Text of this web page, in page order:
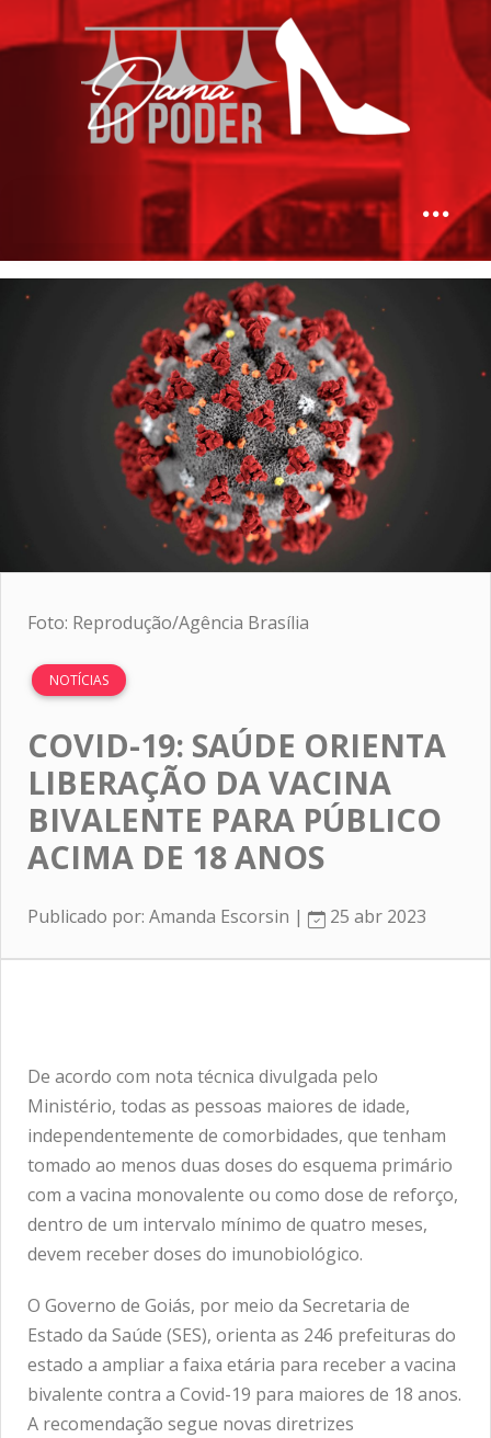
Foto: Reprodução/Agência Brasília
NOTÍCIAS
COVID-19: SAÚDE ORIENTA
LIBERAÇÃO DA VACINA
BIVALENTE PARA PÚBLICO
ACIMA DE 18 ANOS
Publicado por: Amanda Escorsin | 25 abr 2023
De acordo com nota técnica divulgada pelo
Ministério, todas as pessoas maiores de idade,
independentemente de comorbidades, que tenham
tomado ao menos duas doses do esquema primário
com a vacina monovalente ou como dose de reforço,
dentro de um intervalo mínimo de quatro meses,
devem receber doses do imunobiológico.
O Governo de Goiás, por meio da Secretaria de
Estado da Saúde (SES), orienta as 246 prefeituras do
estado a ampliar a faixa etária para receber a vacina
bivalente contra a Covid-19 para maiores de 18 anos.
A recomendação segue novas diretrizes